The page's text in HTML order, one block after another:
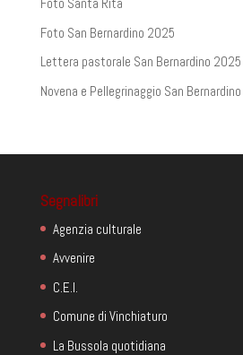
Foto San Bernardino 2025
Lettera pastorale San Bernardino 2025
Novena e Pellegrinaggio San Bernardino
Segnalibri
Agenzia culturale
Avvenire
C.E.I.
Comune di Vinchiaturo
La Bussola quotidiana